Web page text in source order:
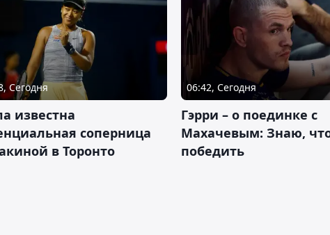
Сегодня
известна
соперница
в Торонто
06:42, Сегодня
Гэрри – о поединке с
Махачевым: Знаю,
победить